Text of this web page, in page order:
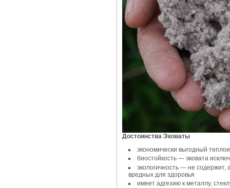
Достоинства Эковаты
экономически выгодный
биостойкость — эковата
экологичность — не содержит,
вредных для здоровья
имеет адгезию к металлу,